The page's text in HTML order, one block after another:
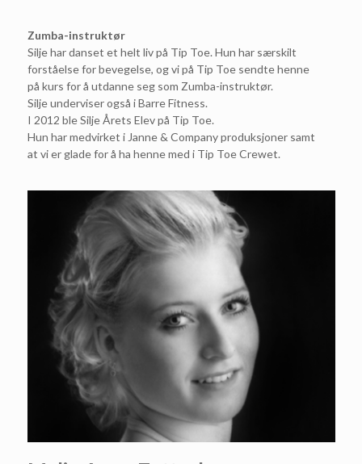
Zumba-instruktør
Silje har danset et helt liv på Tip Toe. Hun har særskilt
forståelse for bevegelse, og vi på Tip Toe sendte henne
på kurs for å utdanne seg som Zumba-instruktør.
Silje underviser også i Barre Fitness.
I 2012 ble Silje Årets Elev på Tip Toe.
Hun har medvirket i Janne & Company produksjoner samt
at vi er glade for å ha henne med i Tip Toe Crewet.